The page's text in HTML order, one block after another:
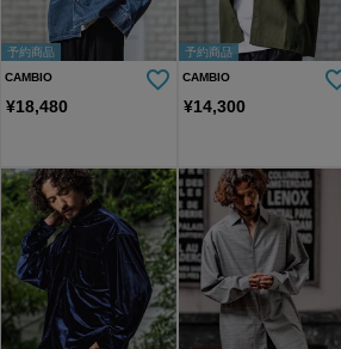
予約商品
CAMBIO
¥18,480
予約商品
CAMBIO
¥14,300